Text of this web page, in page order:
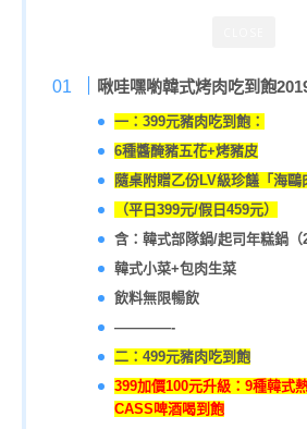
啾哇嘿喲韓式烤肉吃到飽
一：399元豬肉吃到飽：
6種醬醃豬五花+烤豬皮
隨桌附贈乙份LV級珍饈「海鷗
（平日399元/假日459元）
含：韓式部隊鍋/起司年糕鍋（2
韓式小菜+包肉生菜
飲料無限暢飲
————-
二：499元豬肉吃到飽
399加價100元升級：9種韓式
CASS啤酒喝到飽